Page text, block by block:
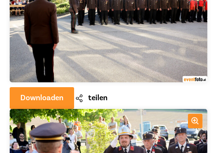
Downloaden teilen